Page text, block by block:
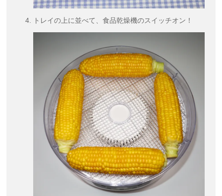
トレイの上に並べて、食品乾燥機のスイッチオン！